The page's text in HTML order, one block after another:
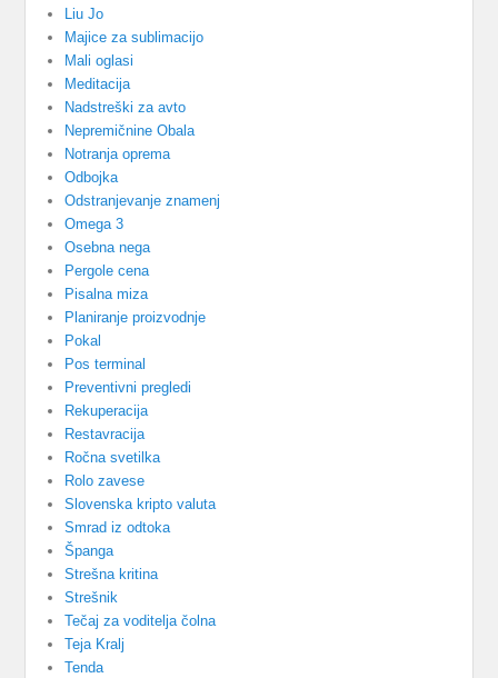
Liu Jo
Majice za sublimacijo
Mali oglasi
Meditacija
Nadstreški za avto
Nepremičnine Obala
Notranja oprema
Odbojka
Odstranjevanje znamenj
Omega 3
Osebna nega
Pergole cena
Pisalna miza
Planiranje proizvodnje
Pokal
Pos terminal
Preventivni pregledi
Rekuperacija
Restavracija
Ročna svetilka
Rolo zavese
Slovenska kripto valuta
Smrad iz odtoka
Španga
Strešna kritina
Strešnik
Tečaj za voditelja čolna
Teja Kralj
Tenda